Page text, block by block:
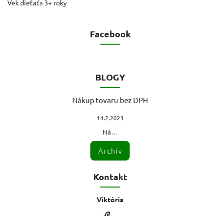
Facebook
BLOGY
Nákup tovaru bez DPH
14.2.2023
Ná...
Archív
Kontakt
Viktória